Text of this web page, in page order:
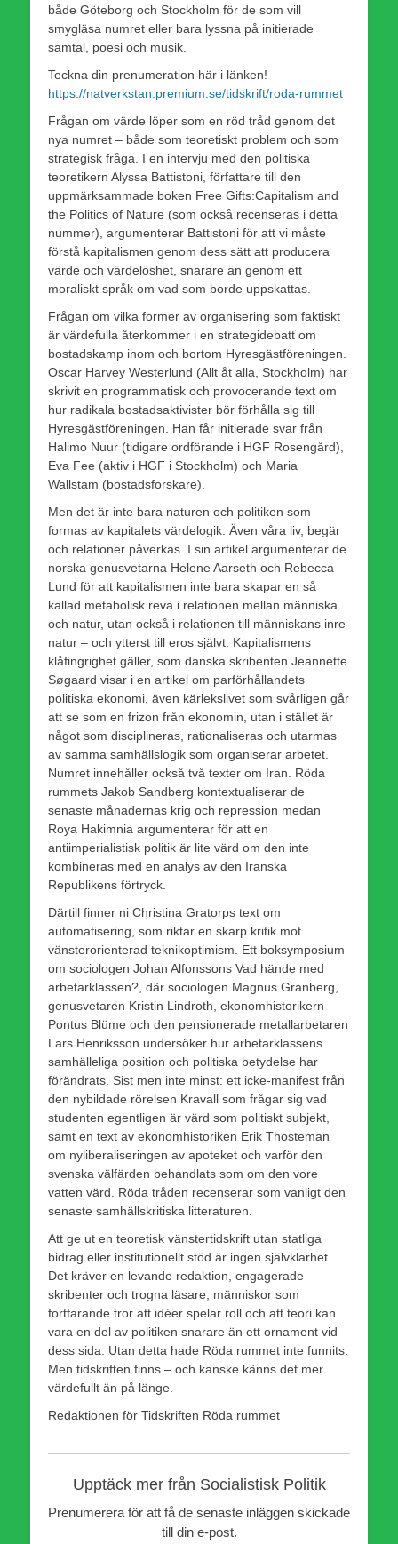
både Göteborg och Stockholm för de som vill
smygläsa numret eller bara lyssna på initierade
samtal, poesi och musik.
Teckna din prenumeration här i länken!
https://natverkstan.premium.se/tidskrift/roda-rummet
Frågan om värde löper som en röd tråd genom det
nya numret – både som teoretiskt problem och som
strategisk fråga. I en intervju med den politiska
teoretikern Alyssa Battistoni, författare till den
uppmärksammade boken Free Gifts:Capitalism and
the Politics of Nature (som också recenseras i detta
nummer), argumenterar Battistoni för att vi måste
förstå kapitalismen genom dess sätt att producera
värde och värdelöshet, snarare än genom ett
moraliskt språk om vad som borde uppskattas.
Frågan om vilka former av organisering som faktiskt
är värdefulla återkommer i en strategidebatt om
bostadskamp inom och bortom Hyresgästföreningen.
Oscar Harvey Westerlund (Allt åt alla, Stockholm) har
skrivit en programmatisk och provocerande text om
hur radikala bostadsaktivister bör förhålla sig till
Hyresgästföreningen. Han får initierade svar från
Halimo Nuur (tidigare ordförande i HGF Rosengård),
Eva Fee (aktiv i HGF i Stockholm) och Maria
Wallstam (bostadsforskare).
Men det är inte bara naturen och politiken som
formas av kapitalets värdelogik. Även våra liv, begär
och relationer påverkas. I sin artikel argumenterar de
norska genusvetarna Helene Aarseth och Rebecca
Lund för att kapitalismen inte bara skapar en så
kallad metabolisk reva i relationen mellan människa
och natur, utan också i relationen till människans inre
natur – och ytterst till eros självt. Kapitalismens
klåfingrighet gäller, som danska skribenten Jeannette
Søgaard visar i en artikel om parförhållandets
politiska ekonomi, även kärlekslivet som svårligen går
att se som en frizon från ekonomin, utan i stället är
något som disciplineras, rationaliseras och utarmas
av samma samhällslogik som organiserar arbetet.
Numret innehåller också två texter om Iran. Röda
rummets Jakob Sandberg kontextualiserar de
senaste månadernas krig och repression medan
Roya Hakimnia argumenterar för att en
antiimperialistisk politik är lite värd om den inte
kombineras med en analys av den Iranska
Republikens förtryck.
Därtill finner ni Christina Gratorps text om
automatisering, som riktar en skarp kritik mot
vänsterorienterad teknikoptimism. Ett boksymposium
om sociologen Johan Alfonssons Vad hände med
arbetarklassen?, där sociologen Magnus Granberg,
genusvetaren Kristin Lindroth, ekonomhistorikern
Pontus Blüme och den pensionerade metallarbetaren
Lars Henriksson undersöker hur arbetarklassens
samhälleliga position och politiska betydelse har
förändrats. Sist men inte minst: ett icke-manifest från
den nybildade rörelsen Kravall som frågar sig vad
studenten egentligen är värd som politiskt subjekt,
samt en text av ekonomhistoriken Erik Thosteman
om nyliberaliseringen av apoteket och varför den
svenska välfärden behandlats som om den vore
vatten värd. Röda tråden recenserar som vanligt den
senaste samhällskritiska litteraturen.
Att ge ut en teoretisk vänstertidskrift utan statliga
bidrag eller institutionellt stöd är ingen självklarhet.
Det kräver en levande redaktion, engagerade
skribenter och trogna läsare; människor som
fortfarande tror att idéer spelar roll och att teori kan
vara en del av politiken snarare än ett ornament vid
dess sida. Utan detta hade Röda rummet inte funnits.
Men tidskriften finns – och kanske känns det mer
värdefullt än på länge.
Redaktionen för Tidskriften Röda rummet
Upptäck mer från Socialistisk Politik
Prenumerera för att få de senaste inläggen skickade
till din e-post.